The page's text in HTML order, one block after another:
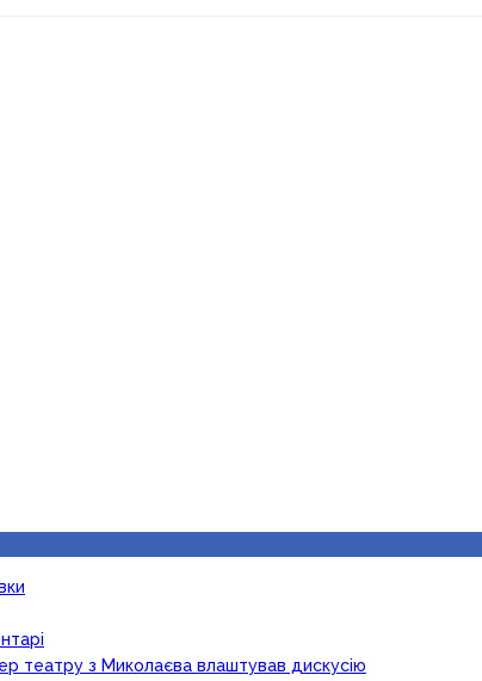
театру з Миколаєва влаштував дискусію